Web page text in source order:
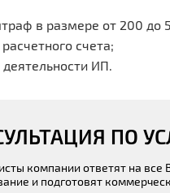
в размере от 200 до
счета;
ИП.
ПО
компании ответят на
и подготовят